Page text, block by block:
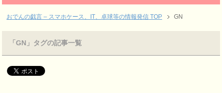
おでんの戯言 – スマホケース、IT、卓球等の情報発信 TOP GN
「GN」タグの記事一覧